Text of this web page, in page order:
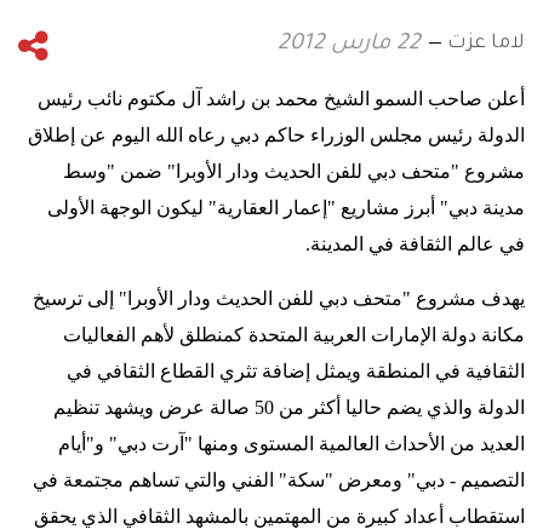
لاما عزت 22 مارس 2012
أعلن صاحب السمو الشيخ محمد بن راشد آل مكتوم نائب رئيس
الدولة رئيس مجلس الوزراء حاكم دبي رعاه الله اليوم عن إطلاق
مشروع "متحف دبي للفن الحديث ودار الأوبرا" ضمن "وسط
مدينة دبي" أبرز مشاريع "إعمار العقارية" ليكون الوجهة الأولى
في عالم الثقافة في المدينة.
يهدف مشروع "متحف دبي للفن الحديث ودار الأوبرا" إلى ترسيخ
مكانة دولة الإمارات العربية المتحدة كمنطلق لأهم الفعاليات
الثقافية في المنطقة ويمثل إضافة تثري القطاع الثقافي في
الدولة والذي يضم حاليا أكثر من 50 صالة عرض ويشهد تنظيم
العديد من الأحداث العالمية المستوى ومنها "آرت دبي" و"أيام
التصميم - دبي" ومعرض "سكة" الفني والتي تساهم مجتمعة في
استقطاب أعداد كبيرة من المهتمين بالمشهد الثقافي الذي يحقق